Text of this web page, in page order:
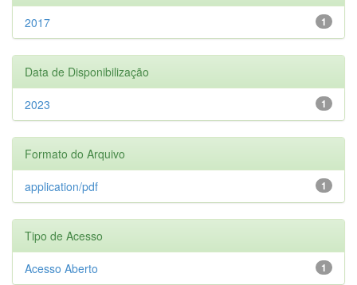
1
2017
Data de Disponibilização
1
2023
Formato do Arquivo
1
application/pdf
Tipo de Acesso
1
Acesso Aberto